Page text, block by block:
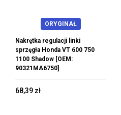
ORYGINAŁ
Nakrętka regulacji linki
sprzęgła Honda VT 600 750
1100 Shadow [OEM:
90321MA6750]
68,39 zł